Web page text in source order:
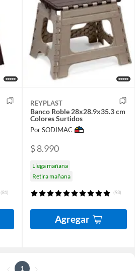
(81)
REYPLAST
Banco Roble 28x28.9x35.3 cm
Colores Surtidos
Por SODIMAC
$ 8.990
Llega mañana
Retira mañana
(93)
Agregar
1